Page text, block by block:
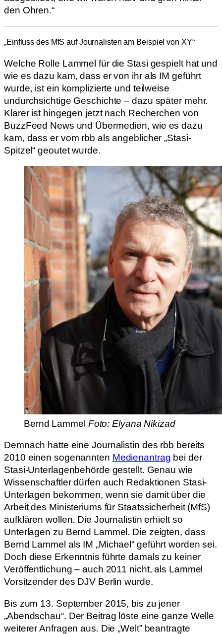
den Ohren.“
„Einfluss des MfS auf Journalisten am Beispiel von XY“
Welche Rolle Lammel für die Stasi gespielt hat und
wie es dazu kam, dass er von ihr als IM geführt
wurde, ist ein komplizierte und teilweise
undurchsichtige Geschichte – dazu später mehr.
Klarer ist hingegen jetzt nach Recherchen von
BuzzFeed News und Übermedien, wie es dazu
kam, dass er vom rbb als angeblicher „Stasi-
Spitzel“ geoutet wurde.
Bernd Lammel Foto: Elyana Nikizad
Demnach hatte eine Journalistin des rbb bereits
2010 einen sogenannten Medienantrag bei der
Stasi-Unterlagenbehörde gestellt. Genau wie
Wissenschaftler dürfen auch Redaktionen Stasi-
Unterlagen bekommen, wenn sie damit über die
Arbeit des Ministeriums für Staatssicherheit (MfS)
aufklären wollen. Die Journalistin erhielt so
Unterlagen zu Bernd Lammel. Die zeigten, dass
Bernd Lammel als IM „Michael“ geführt worden sei.
Doch diese Erkenntnis führte damals zu keiner
Veröffentlichung – auch 2011 nicht, als Lammel
Vorsitzender des DJV Berlin wurde.
Bis zum 13. September 2015, bis zu jener
„Abendschau“. Der Beitrag löste eine ganze Welle
weiterer Anfragen aus. Die „Welt” beantragte